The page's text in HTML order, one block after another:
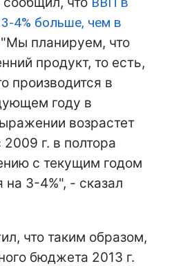
4% больше, чем в
планируем, что
продукт, то есть,
производится в
году в
возрастет
г. в полтора
с текущим годом
на 3-4%", - сказал
что таким образом,
бюджета 2013 г.